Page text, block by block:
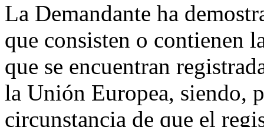
La Demandante ha
que consisten o contienen
que se encuentran
la Unión Europea, siendo,
circunstancia de que el